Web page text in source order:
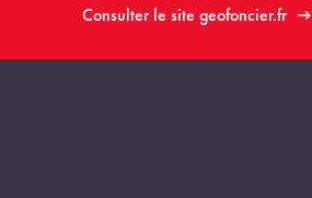
Consulter le site geofoncier.fr